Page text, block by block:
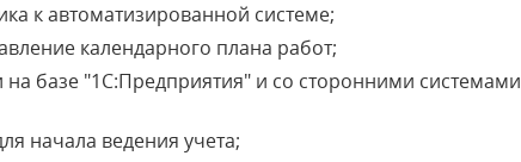
к автоматизированной системе;
календарного плана работ;
базе "1С:Предприятия" и со сторонними системами
начала ведения учета;